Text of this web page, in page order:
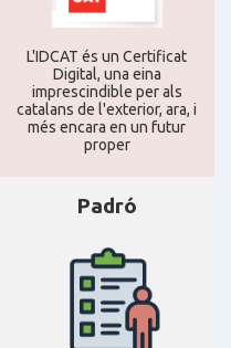
L'IDCAT és un Certificat
Digital, una eina
imprescindible per als
catalans de l'exterior, ara, i
més encara en un futur
proper
Padró